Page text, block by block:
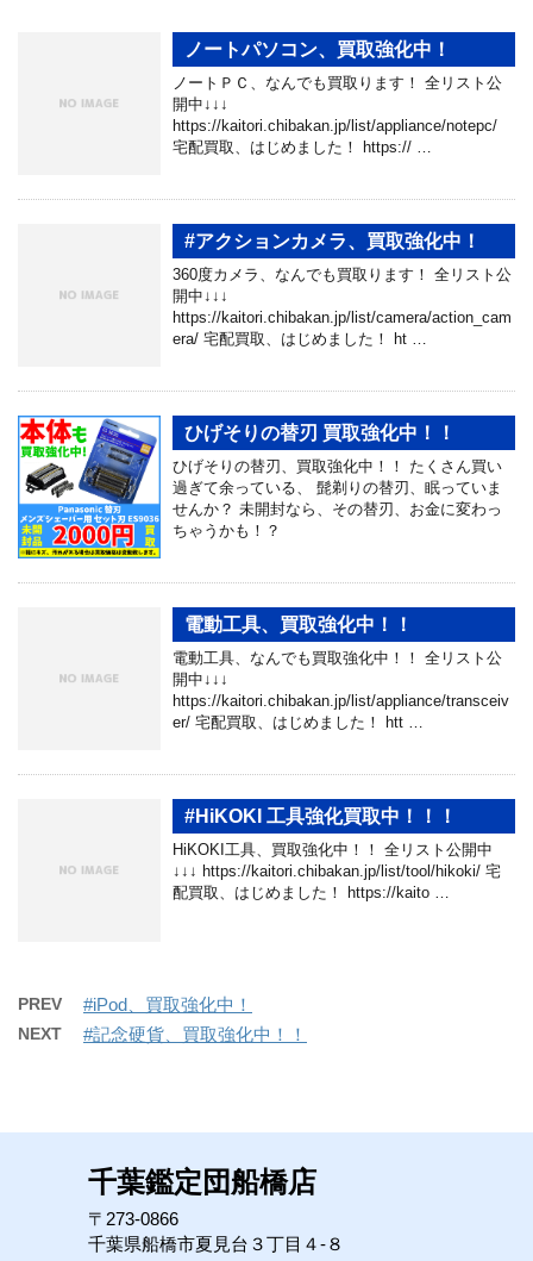
ノートパソコン、買取強化中！
ノートＰＣ、なんでも買取ります！ 全リスト公
開中↓↓↓
https://kaitori.chibakan.jp/list/appliance/notepc/
宅配買取、はじめました！ https:// …
#アクションカメラ、買取強化中！
360度カメラ、なんでも買取ります！ 全リスト公
開中↓↓↓
https://kaitori.chibakan.jp/list/camera/action_cam
era/ 宅配買取、はじめました！ ht …
ひげそりの替刃 買取強化中！！
ひげそりの替刃、買取強化中！！ たくさん買い
過ぎて余っている、 髭剃りの替刃、眠っていま
せんか？ 未開封なら、その替刃、お金に変わっ
ちゃうかも！？
電動工具、買取強化中！！
電動工具、なんでも買取強化中！！ 全リスト公
開中↓↓↓
https://kaitori.chibakan.jp/list/appliance/transceiv
er/ 宅配買取、はじめました！ htt …
#HiKOKI 工具強化買取中！！！
HiKOKI工具、買取強化中！！ 全リスト公開中
↓↓↓ https://kaitori.chibakan.jp/list/tool/hikoki/ 宅
配買取、はじめました！ https://kaito …
PREV #iPod、買取強化中！
NEXT #記念硬貨、買取強化中！！
千葉鑑定団船橋店
〒273-0866
千葉県船橋市夏見台３丁目４-８